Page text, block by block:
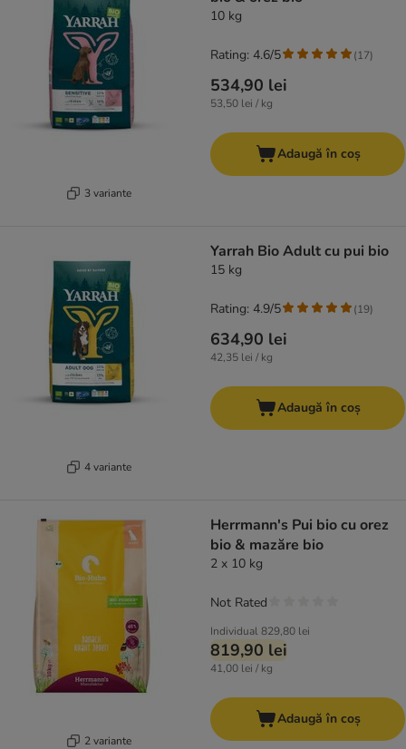
3 variante
10 kg
534,90 lei
53,50 lei / kg
Rating: 4.6/5 (17)
Adaugă în coș
4 variante
Yarrah Bio Adult cu pui bio
15 kg
634,90 lei
42,35 lei / kg
Rating: 4.9/5 (19)
Adaugă în coș
2 variante
Herrmann's Pui bio cu orez
bio & mazăre bio
2 x 10 kg
Individual829,80 lei
819,90 lei
41,00 lei / kg
Not Rated
Adaugă în coș